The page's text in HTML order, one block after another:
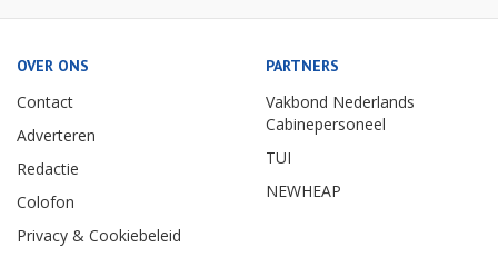
OVER ONS
Contact
Adverteren
Redactie
Colofon
Privacy & Cookiebeleid
PARTNERS
Vakbond Nederlands
Cabinepersoneel
TUI
NEWHEAP